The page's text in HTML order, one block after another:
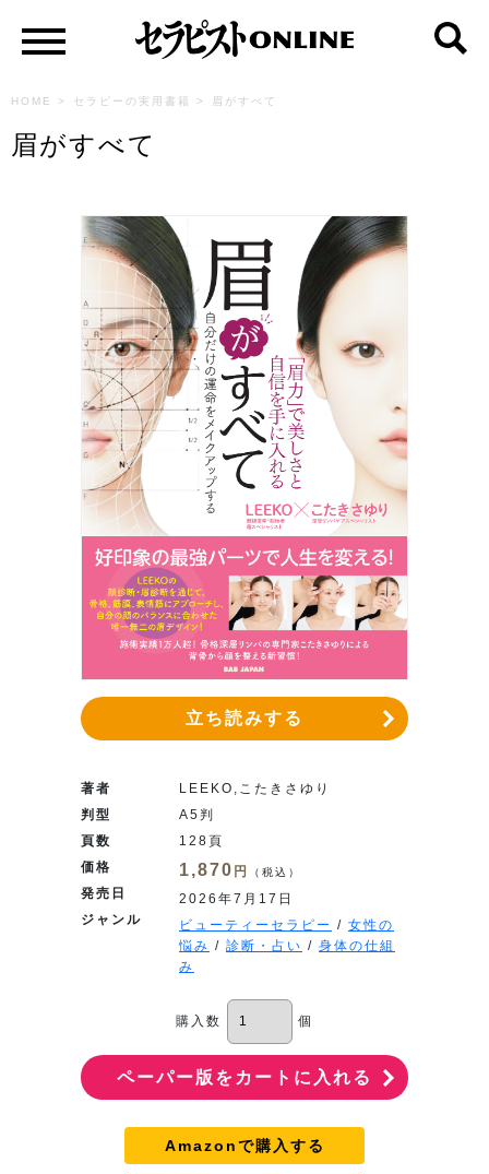
HOME > セラピーの実用書籍 > 眉がすべて
眉がすべて
立ち読みする
著者
LEEKO,こたきさゆり
判型
A5判
頁数
128頁
価格
1,870 円 （税込）
発売日
2026年7月17日
ジャンル
ビューティーセラピー / 女性の
悩み / 診断・占い / 身体の仕組
み
購入数 個
Amazonで購入する